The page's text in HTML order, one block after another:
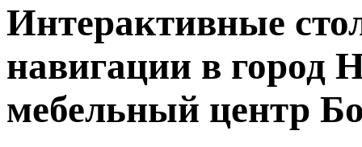
Интерактивные
навигации в город
мебельный центр